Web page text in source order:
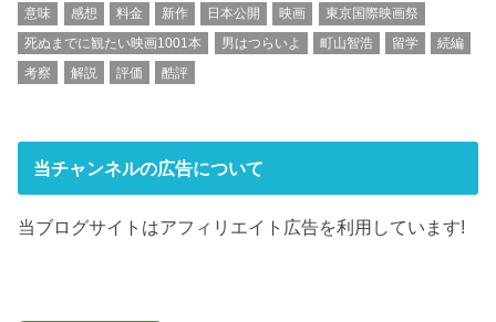
意味
感想 料金 新作 日本公開 映画
東京国際映画祭
死ぬまでに観たい映画1001本
男はつらいよ 町山智浩 留学
続編
考察
解説 評価 酷評
当チャンネルの広告について
当ブログサイトはアフィリエイト広告を利用しています!